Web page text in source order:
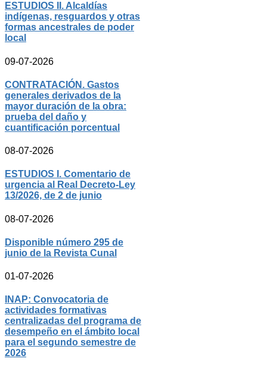
ESTUDIOS II. Alcaldías
indígenas, resguardos y otras
formas ancestrales de poder
local
09-07-2026
CONTRATACIÓN. Gastos
generales derivados de la
mayor duración de la obra:
prueba del daño y
cuantificación porcentual
08-07-2026
ESTUDIOS I. Comentario de
urgencia al Real Decreto-Ley
13/2026, de 2 de junio
08-07-2026
Disponible número 295 de
junio de la Revista Cunal
01-07-2026
INAP: Convocatoria de
actividades formativas
centralizadas del programa de
desempeño en el ámbito local
para el segundo semestre de
2026